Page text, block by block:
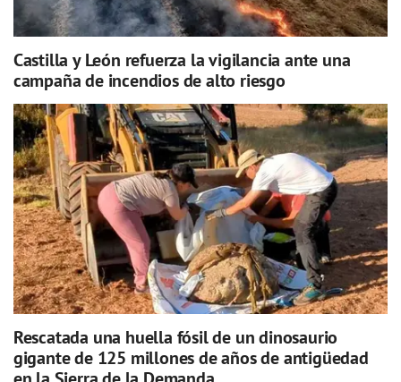
Castilla y León refuerza la vigilancia ante una
campaña de incendios de alto riesgo
Rescatada una huella fósil de un dinosaurio
gigante de 125 millones de años de antigüedad